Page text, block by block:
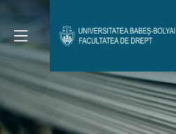
Avizier Studenți
Studii